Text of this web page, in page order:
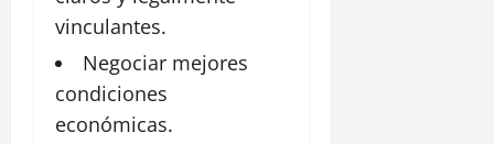
vinculantes.
Negociar mejores
condiciones
económicas.